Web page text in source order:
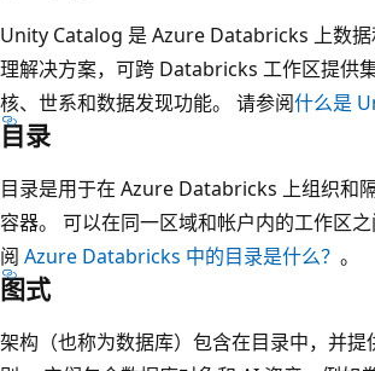
Unity Catalog 是 Azure Databricks 上数据
理解决方案，可跨 Databricks 工作区提供
核、世系和数据发现功能。 请参阅什么是
目录
目录是用于在 Azure Databricks 上组织和
容器。 可以在同一区域和帐户内的工作区
阅 Azure Databricks 中的目录是什么？ 。
图式
架构（也称为数据库）包含在目录中，并提